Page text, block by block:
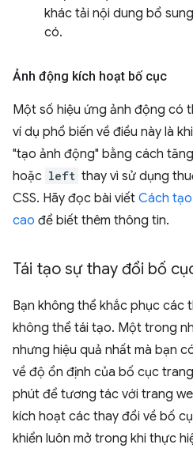
khác tải nội dung bổ
có.
Ảnh động kích hoạt bố cục
Một số hiệu ứng ảnh động có
ví dụ phổ biến về điều này là
"tạo ảnh động" bằng cách
hoặc left thay vì sử dụng
CSS. Hãy đọc bài viết Cách
cao để biết thêm thông tin.
Tái tạo sự thay đổi bố
Bạn không thể khắc phục các
không thể tái tạo. Một trong
nhưng hiệu quả nhất mà bạn
về độ ổn định của bố cục
phút để tương tác với trang
kích hoạt các thay đổi về bố
khiển luôn mở trong khi thực